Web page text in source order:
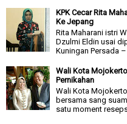
KPK Cecar Rita
Ke Jepang
Rita Maharani istri
Dzulmi Eldin usai
Kuningan Persada –
Wali Kota
Pernikahan
Wali Kota
bersama sang
satu moment